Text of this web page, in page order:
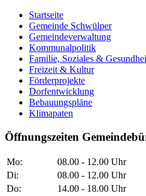
Startseite
Gemeinde Schwülper
Gemeindeverwaltung
Kommunalpolitik
Familie, Soziales &
Freizeit & Kultur
Förderprojekte
Dorfentwicklung
Bebauungspläne
Klimapaten
Öffnungszeiten
Mo:
08.00 - 12.00 Uhr
Di:
08.00 - 12.00 Uhr
Do:
14.00 - 18.00 Uhr